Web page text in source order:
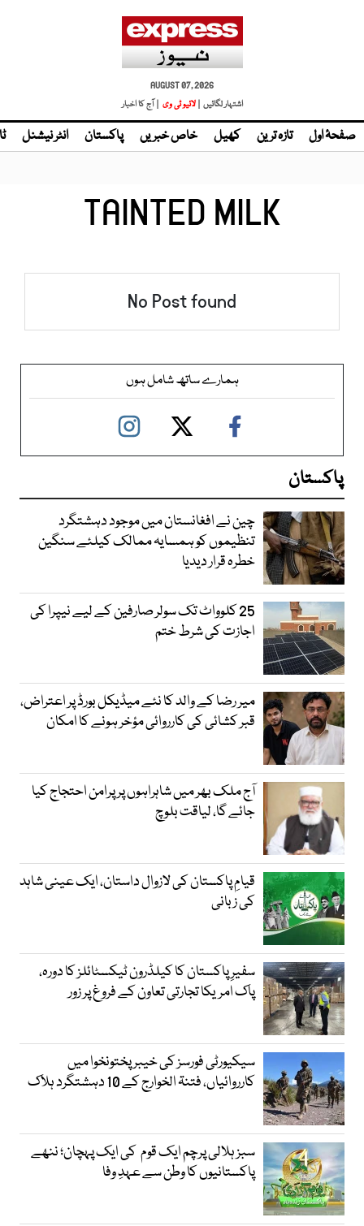
AUGUST 07, 2026
اشتہار لگائیں | لائیو ٹی وی | آج کا اخبار
صفحۂ اول تازہ ترین کھیل خاص خبریں پاکستان انٹر نیشنل
TAINTED MILK
No Post found
ہمارے ساتھ شامل ہوں
پاکستان
چین نے افغانستان میں موجود دہشتگرد
تنظیموں کو ہمسایہ ممالک کیلئے سنگین
خطرہ قرار دیدیا
25 کلوواٹ تک سولر صارفین کے لیے نیپرا کی
اجازت کی شرط ختم
میر رضا کے والد کا نئے میڈیکل بورڈ پر اعتراض،
قبر کشائی کی کارروائی مؤخر ہونے کا امکان
آج ملک بھر میں شاہراہوں پر پرامن احتجاج کیا
جائے گا، لیاقت بلوچ
قیامِ پاکستان کی لازوال داستان، ایک عینی شاہد
کی زبانی
سفیرِ پاکستان کا کیلڈرون ٹیکسٹائلز کا دورہ،
پاک امریکا تجارتی تعاون کے فروغ پر زور
سیکیورٹی فورسز کی خیبر پختونخوا میں
کارروائیاں، فتنۃ الخوارج کے 10 دہشتگرد ہلاک
سبز ہلالی پرچم ایک قوم کی ایک پہچان؛ ننھے
پاکستانیوں کا وطن سے عہدِ وفا